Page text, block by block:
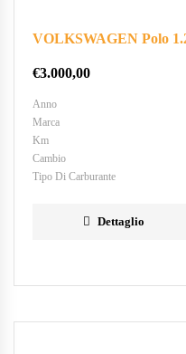
VOLKSWAGEN Polo
€3.000,00
Anno
Marca
Km
Cambio
Tipo Di Carburante
Dettaglio